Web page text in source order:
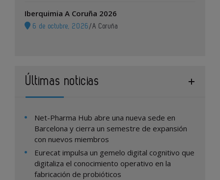
Iberquimia A Coruña 2026
6 de octubre, 2026 /A Coruña
Últimas noticias
Net-Pharma Hub abre una nueva sede en
Barcelona y cierra un semestre de expansión
con nuevos miembros
Eurecat impulsa un gemelo digital cognitivo que
digitaliza el conocimiento operativo en la
fabricación de probióticos